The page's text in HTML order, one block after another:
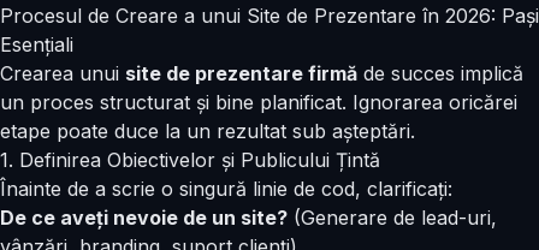
Procesul de Creare a unui Site de Prezentare în 2026: Pași
Esențiali
Crearea unui site de prezentare firmă de succes implică
un proces structurat și bine planificat. Ignorarea oricărei
etape poate duce la un rezultat sub așteptări.
1. Definirea Obiectivelor și Publicului Țintă
Înainte de a scrie o singură linie de cod, clarificați:
De ce aveți nevoie de un site? (Generare de lead-uri,